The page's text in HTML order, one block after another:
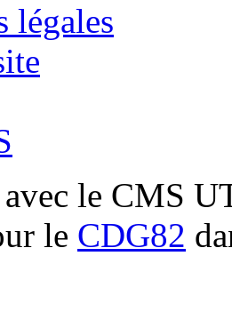
légales
avec le CMS
le CDG82